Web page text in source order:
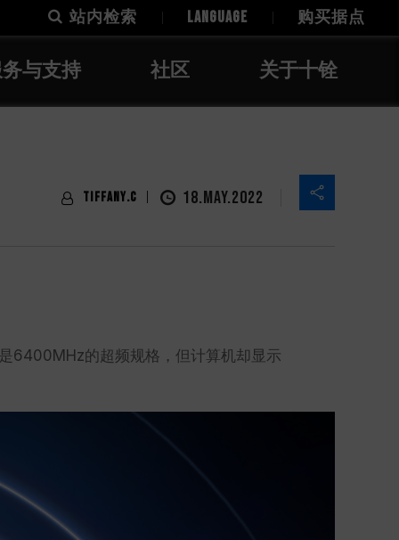
站内检索 LANGUAGE 购买据点
与支持 社区 关于十铨
Tiffany.C 18.MAY.2022
6400MHz的超频规格，但计算机却显示